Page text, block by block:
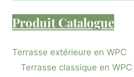
ProduitCatalogue
Terrasse extérieure en WPC
Terrasse classique en WPC